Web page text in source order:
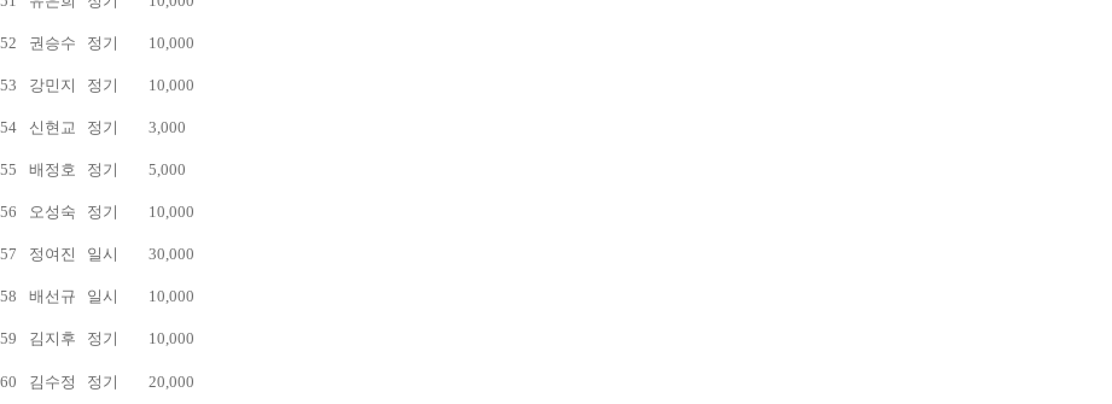
52 권승수 정기 10,000
53 강민지 정기 10,000
54 신현교 정기 3,000
55 배정호 정기 5,000
56 오성숙 정기 10,000
57 정여진 일시 30,000
58 배선규 일시 10,000
59 김지후 정기 10,000
60 김수정 정기 20,000